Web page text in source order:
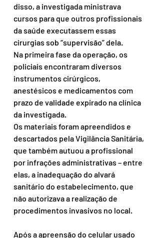
disso, a investigada ministrava
cursos para que outros profissionais
da saúde executassem essas
cirurgias sob “supervisão” dela.
Na primeira fase da operação, os
policiais encontraram diversos
instrumentos cirúrgicos,
anestésicos e medicamentos com
prazo de validade expirado na clínica
da investigada.
Os materiais foram apreendidos e
descartados pela Vigilância Sanitária,
que também autuou a profissional
por infrações administrativas – entre
elas, a inadequação do alvará
sanitário do estabelecimento, que
não autorizava a realização de
procedimentos invasivos no local.
Após a apreensão do celular usado